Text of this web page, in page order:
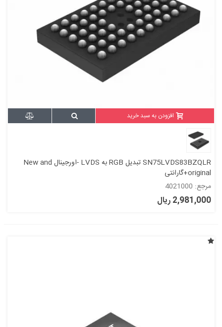
افزودن به سبد خرید
SN75LVDS83BZQLR تبدیل RGB به LVDS -اورجینال New and
original+گارانتی
مرجع: 4021000
2,981,000 ریال